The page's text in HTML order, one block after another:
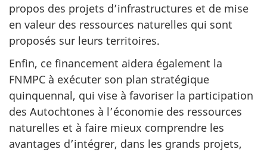
propos des projets d’infrastructures et de mise
en valeur des ressources naturelles qui sont
proposés sur leurs territoires.
Enfin, ce financement aidera également la
FNMPC à exécuter son plan stratégique
quinquennal, qui vise à favoriser la participation
des Autochtones à l’économie des ressources
naturelles et à faire mieux comprendre les
avantages d’intégrer, dans les grands projets,